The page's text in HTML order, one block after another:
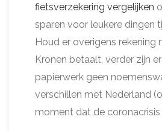
fietsverzekering vergelijken
sparen voor leukere dingen
Houd er overigens rekening
Kronen betaalt, verder zijn
papierwerk geen
verschillen met Nederland
moment dat de coronacrisis